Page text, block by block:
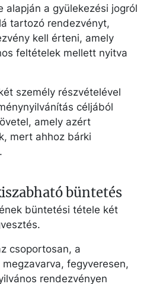
alapján a gyülekezési jogról
tartozó rendezvényt,
kell érteni, amely
feltételek mellett nyitva
személy részvételével
céljából
amely azért
mert ahhoz bárki
büntetés
büntetési tétele két
csoportosan, a
fegyveresen,
rendezvényen